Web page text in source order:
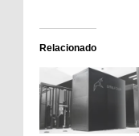
Relacionado